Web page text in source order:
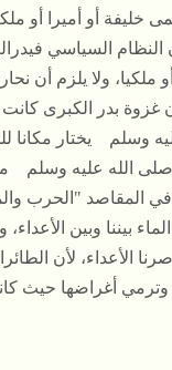
خليفة أو أميرا أو
السياسي
أو ملكيا، ولا يلزم أن
لأن غزوة بدر الكبرى
وسلم يختار مكانا
صلى الله عليه وسلم
في المقاصد "الحرب
بيننا وبين الأعداء،
الأعداء، لأن
وترمي أغراضها حيث